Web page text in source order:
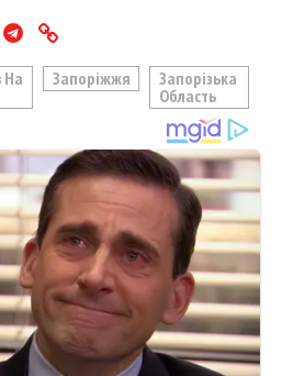
На
Запоріжжя
Запорізька
Область